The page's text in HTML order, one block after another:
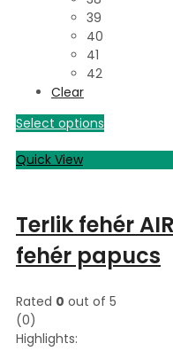
39
40
41
42
Clear
Select options
Quick View
Terlik fehér
fehér papucs
Rated 0 out of 5
(0)
Highlights: